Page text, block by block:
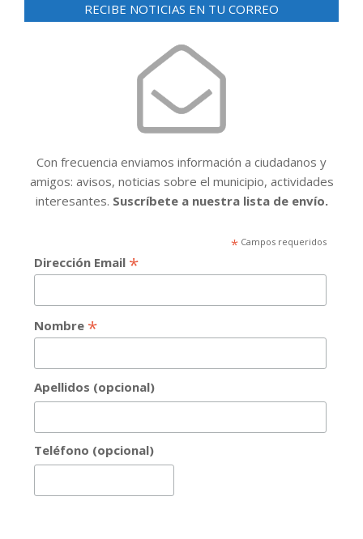
RECIBE NOTICIAS EN TU CORREO
Con frecuencia enviamos información a ciudadanos y
amigos: avisos, noticias sobre el municipio, actividades
interesantes. Suscríbete a nuestra lista de envío.
*Campos requeridos
Dirección Email *
Nombre *
Apellidos (opcional)
Teléfono (opcional)